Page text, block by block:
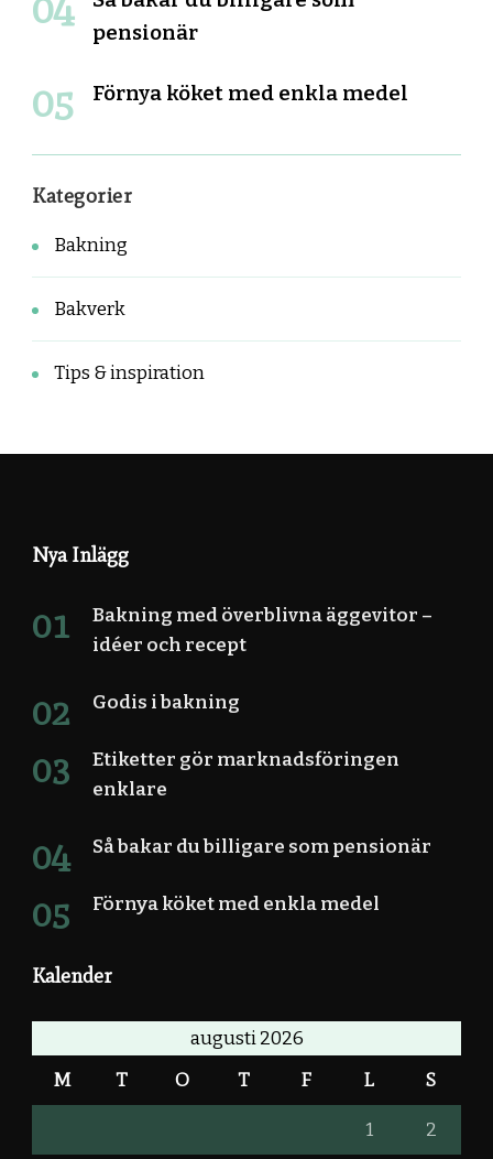
pensionär
Förnya köket med enkla medel
Kategorier
Bakning
Bakverk
Tips & inspiration
Nya Inlägg
Bakning med överblivna äggevitor –
idéer och recept
Godis i bakning
Etiketter gör marknadsföringen
enklare
Så bakar du billigare som pensionär
Förnya köket med enkla medel
Kalender
augusti 2026
M T O T F L S
1 2